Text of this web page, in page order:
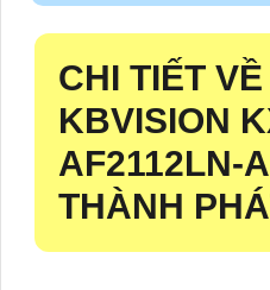
CHI TIẾT VỀ
KBVISION
AF2112LN-A
THÀNH